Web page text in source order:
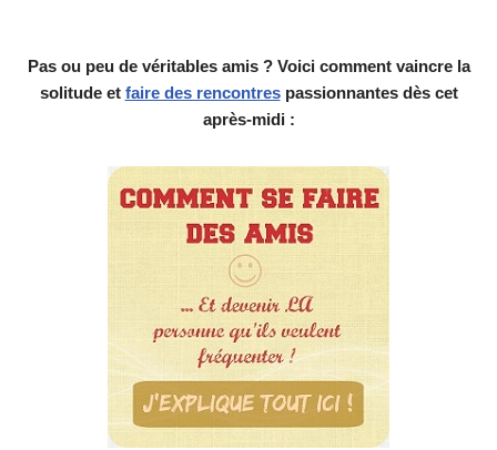
Pas ou peu de véritables amis ? Voici comment vaincre la
solitude et faire des rencontrespassionnantes dès cet
après-midi :